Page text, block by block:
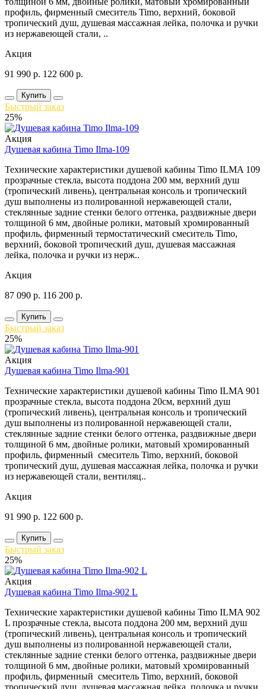
профиль, фирменный смеситель Timo, верхний, боковой
тропический душ, душевая массажная лейка, полочка и ручки
из нержавеющей стали, ..
Акция
91 990 р. 122 600 р.
Купить
Быстрый заказ
25%
Акция
Душевая кабина Timo Ilma-109
Технические характеристики душевой кабины Timo ILMA 109
прозрачные стекла, высота поддона 200 мм, верхний душ
(тропический ливень), центральная консоль и тропический
душ выполнены из полированной нержавеющей стали,
стеклянные задние стенки белого оттенка, раздвижные двери
толщиной 6 мм, двойные ролики, матовый хромированный
профиль, фирменный термостатический смеситель Timo,
верхний, боковой тропический душ, душевая массажная
лейка, полочка и ручки из нерж..
Акция
87 090 р. 116 200 р.
Купить
Быстрый заказ
25%
Акция
Душевая кабина Timo Ilma-901
Технические характеристики душевой кабины Timo ILMA 901
прозрачные стекла, высота поддона 20см, верхний душ
(тропический ливень), центральная консоль и тропический
душ выполнены из полированной нержавеющей стали,
стеклянные задние стенки белого оттенка, раздвижные двери
толщиной 6 мм, двойные ролики, матовый хромированный
профиль, фирменный смеситель Timo, верхний, боковой
тропический душ, душевая массажная лейка, полочка и ручки
из нержавеющей стали, вентиляц..
Акция
91 990 р. 122 600 р.
Купить
Быстрый заказ
25%
Акция
Душевая кабина Timo Ilma-902 L
Технические характеристики душевой кабины Timo ILMA 902
L прозрачные стекла, высота поддона 200 мм, верхний душ
(тропический ливень), центральная консоль и тропический
душ выполнены из полированной нержавеющей стали,
стеклянные задние стенки белого оттенка, раздвижные двери
толщиной 6 мм, двойные ролики, матовый хромированный
профиль, фирменный смеситель Timo, верхний, боковой
тропический душ, душевая массажная лейка, полочка и ручки